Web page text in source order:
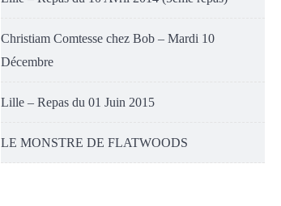
Christiam Comtesse chez Bob – Mardi 10
Décembre
Lille – Repas du 01 Juin 2015
LE MONSTRE DE FLATWOODS